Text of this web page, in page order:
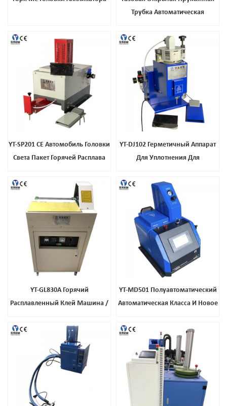
Трубка Автоматическая
Цена Высокая Тепловая
Автоматическая Пистолет Клея
YT-SP201 CE Автомобиль Головки
Света Пакет Горячей Расплава
YT-DJ102 Герметичный Аппарат
Для Уплотнения Для
Черный Блок Горячий Клей
Уплотнение Уплотнение
Установка Фара
YT-GL830A Горячий
Расплавленный Клей Машина /
Горячей И Холодной Клей /
Бумага Склеивающая Склеивая
Машина
YT-MD501 Полуавтоматический
Автоматическая Класса И Новое
Сенсорным Экраном